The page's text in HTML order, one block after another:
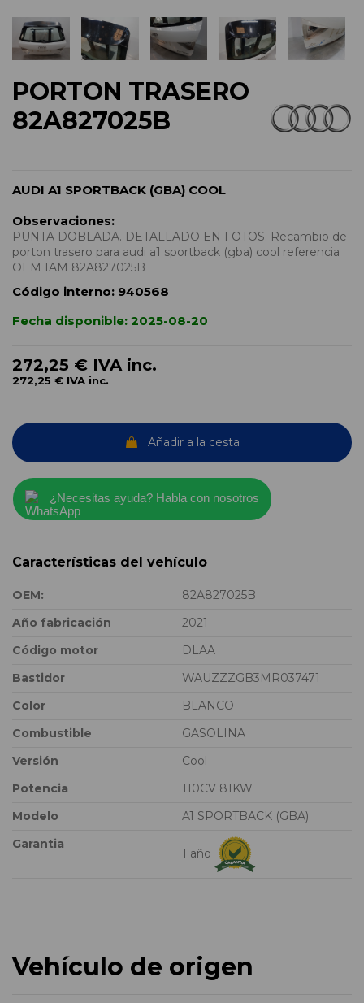
PORTON TRASERO
82A827025B
AUDI A1 SPORTBACK (GBA) COOL
Observaciones:
PUNTA DOBLADA. DETALLADO EN FOTOS. Recambio de
porton trasero para audi a1 sportback (gba) cool referencia
OEM IAM 82A827025B
Código interno: 940568
Fecha disponible: 2025-08-20
272,25 € IVA inc.
272,25 € IVA inc.
Añadir a la cesta
¿Necesitas ayuda? Habla con nosotros
Características del vehículo
OEM:
82A827025B
Año fabricación
2021
Código motor
DLAA
Bastidor
WAUZZZGB3MR037471
Color
BLANCO
Combustible
GASOLINA
Versión
Cool
Potencia
110CV 81KW
Modelo
A1 SPORTBACK (GBA)
Garantia
1 año
Vehículo de origen